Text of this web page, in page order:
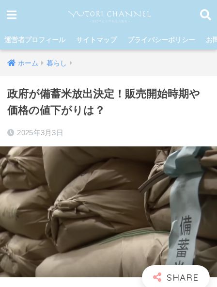
運営者プロフィール サイトマップ プライバシーポリシー お
ホーム 暮らし
政府が備蓄米放出決定！販売開始時期や
価格の値下がりは？
2025年3月3日